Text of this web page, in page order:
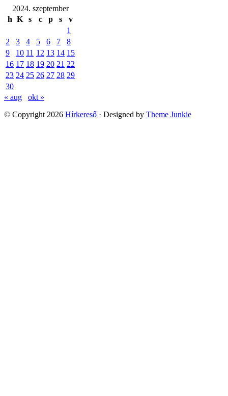
2024. szeptember
h K s c p s
v
1
2
3 4 5 6 7
8
9
10 11 12 13 14 15
16 17 18 19 20 21 22
23 24 25 26 27 28 29
30
« aug
okt »
© Copyright 2026 Hírkereső · Designed by Theme Junkie